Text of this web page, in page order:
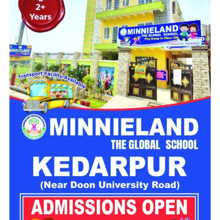
ही प्रशासन ने तत्काल राहत एवं बचाव अभियान शुरू कराया।
दर्दनाक हादसे में दो लोगों की मौके पर ही मौत
मिली जानकारी के अनुसार, जिला आपातकालीन परिचालन केंद्र को रात
करीब 8:43 बजे दुर्घटना की सूचना प्राप्त हुई। बताया गया कि वाहन संख्या
UK13CA0826 तरसाली के समीप संतुलन खो बैठा और सैकड़ों फीट
गहरी खाई में जा गिरा।
सूचना मिलते ही एसडीआरएफ, एनडीआरएफ, स्थानीय पुलिस और 108
एम्बुलेंस की संयुक्त टीम मौके पर पहुंची। दुर्गम इलाके में कई घंटों तक चले
रेस्क्यू ऑपरेशन के दौरान राहत दल ने खाई में गिरे डंपर तक पहुंचकर दोनों
लोगों को बाहर निकालने का प्रयास किया।